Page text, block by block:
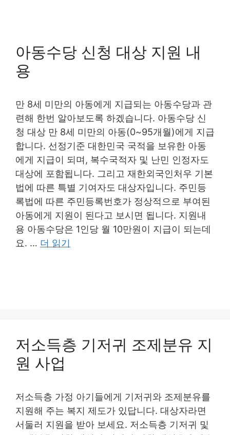
아동수당 신청 대상 지원 내
용
만 8세 미만의 아동에게 지급되는 아동수당과 관
련해 한번 알아보도록 하겠습니다. 아동수당 신
청 대상 만 8세 미만의 아동(0~95개월)에게 지급
합니다. 선정기준 대한민국 국적을 보유한 아동
에게 지급이 되며, 복수국적자 및 난민 인정자도
대상에 포함됩니다. 그리고 재한외국인처우 기본
법에 따른 특별 기여자도 대상자입니다. 주민등
록법에 따른 주민등록번호가 정상적으로 부여된
아동에게 지원이 된다고 보시면 됩니다. 지원내
용 아동수당은 1인당 월 10만원이 지급이 되는데
요. … 더 읽기
저소득층 기저귀 조제분유 지
원 사업
저소득층 가정 아기들에게 기저귀와 조제분유를
지원해 주는 복지 제도가 있답니다. 대상자라면
서둘러 지원을 받아 보세요. 저소득층 기저귀 및